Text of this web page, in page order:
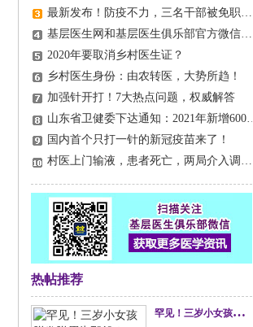
最新发布！防疫不力，三名干部被免职！多家医疗机构大范围停诊！
基层医生网和基层医生俱乐部官方微信公众号“红杏e生”上线啦，欢迎关注
2020年要取消乡村医生证？
乡村医生身份：由农转医，大势所趋！
加强针开打！7大热点问题，权威解答
山东省卫健委下达通知：2021年新增600家村卫生室，完善村医待遇政策！
国内首个只打一针的新冠疫苗来了！
村医上门输液，患者死亡，两局介入调查，哪里违法了？
热帖推荐
罕
见！三岁小女孩脱发脱眉为那般？